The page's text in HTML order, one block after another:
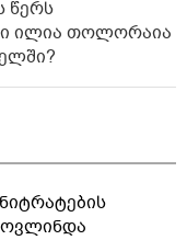
წერს
ილია თოლორაია